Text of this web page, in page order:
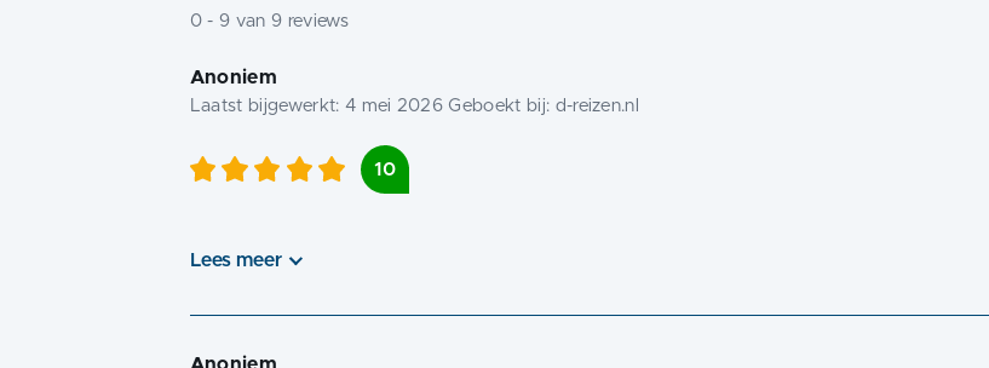
0 - 9 van 9 reviews
Anoniem
Laatst bijgewerkt: 4 mei 2026 Geboekt bij: d-reizen.nl
10
Lees meer